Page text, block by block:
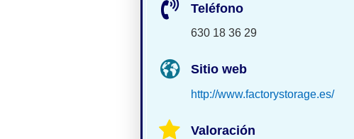
Teléfono
630 18 36 29
Sitio web
http://www.factorystorage.es/
Valoración